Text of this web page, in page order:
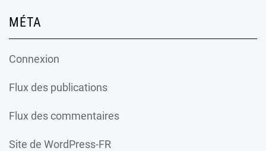
MÉTA
Connexion
Flux des publications
Flux des commentaires
Site de WordPress-FR